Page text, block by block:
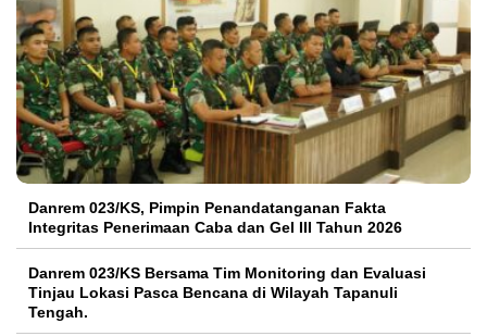
Danrem 023/KS, Pimpin Penandatanganan Fakta
Integritas Penerimaan Caba dan Gel III Tahun 2026
Danrem 023/KS Bersama Tim Monitoring dan Evaluasi
Tinjau Lokasi Pasca Bencana di Wilayah Tapanuli
Tengah.